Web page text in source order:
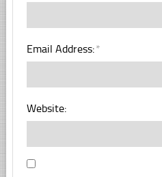
Email Address:*
Website: